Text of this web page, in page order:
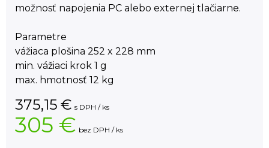
možnosť napojenia PC alebo externej tlačiarne.
Parametre
vážiaca plošina 252 x 228 mm
min. vážiaci krok 1 g
max. hmotnosť 12 kg
375,15 € s DPH / ks
305 € bez DPH / ks